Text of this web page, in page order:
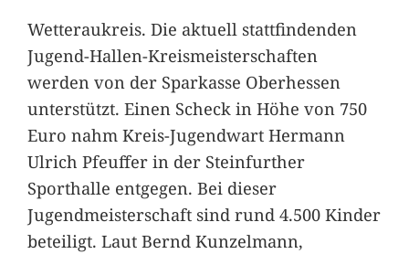
Wetteraukreis. Die aktuell stattfindenden
Jugend-Hallen-Kreismeisterschaften
werden von der Sparkasse Oberhessen
unterstützt. Einen Scheck in Höhe von 750
Euro nahm Kreis-Jugendwart Hermann
Ulrich Pfeuffer in der Steinfurther
Sporthalle entgegen. Bei dieser
Jugendmeisterschaft sind rund 4.500 Kinder
beteiligt. Laut Bernd Kunzelmann,